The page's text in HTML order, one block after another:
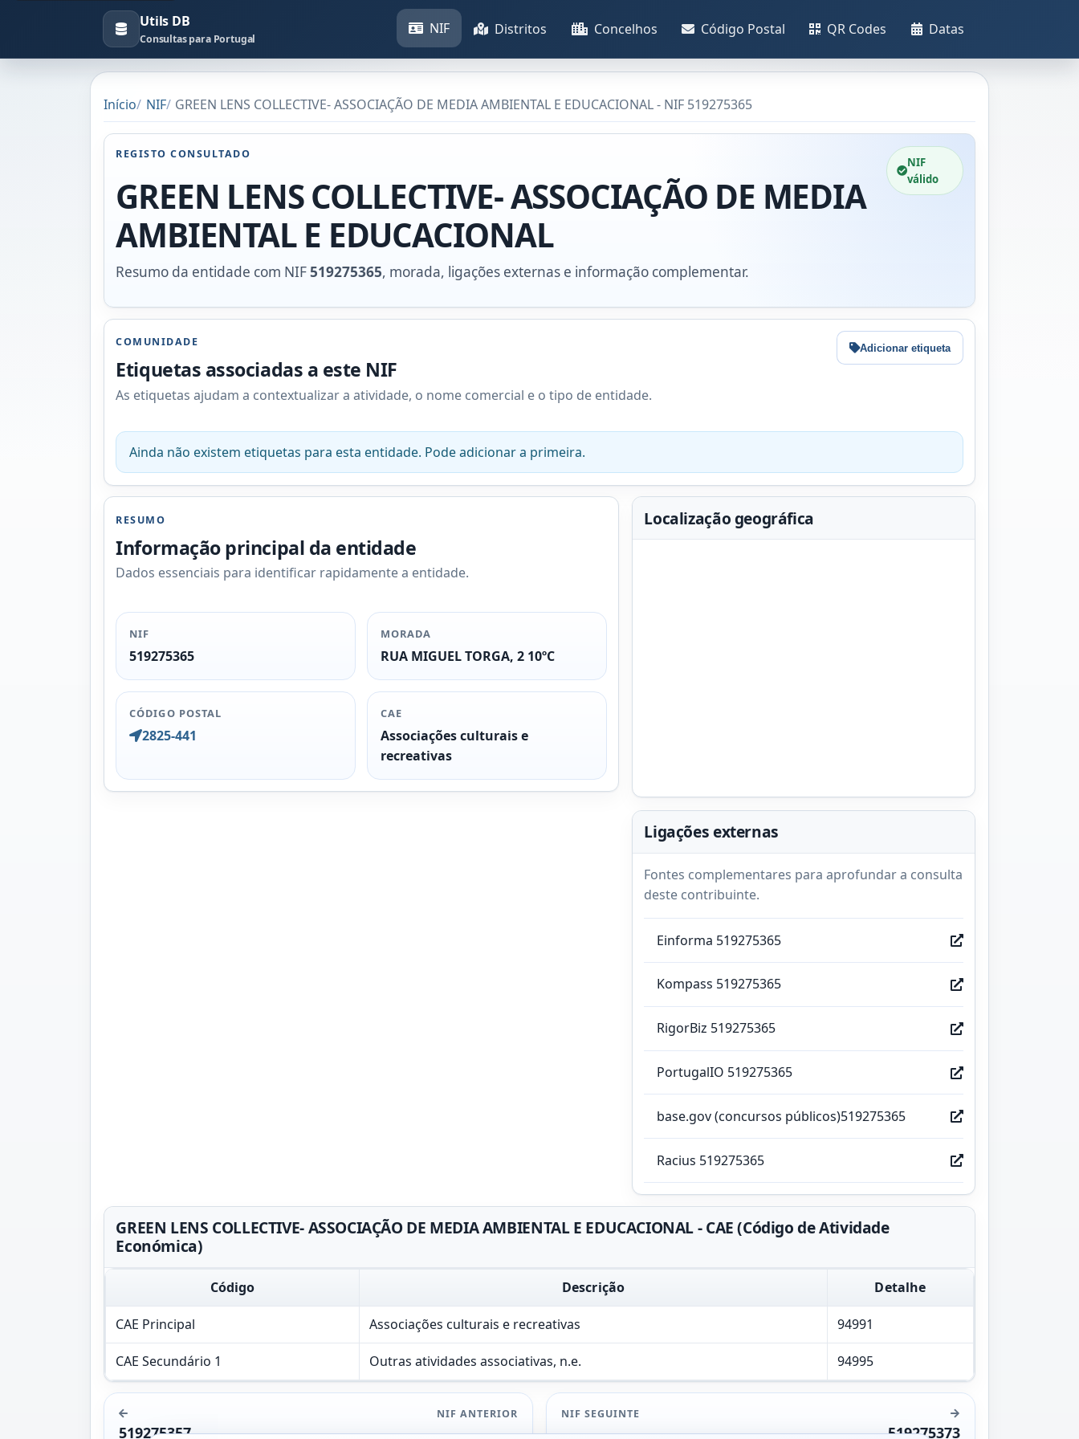
Utils DB
Consultas para Portugal
NIF Distritos Concelhos Código Postal QR Codes Datas
Início NIF GREEN LENS COLLECTIVE- ASSOCIAÇÃO DE MEDIA AMBIENTAL E EDUCACIONAL - NIF 519275365
REGISTO CONSULTADO
GREEN LENS COLLECTIVE- ASSOCIAÇÃO DE MEDIA
AMBIENTAL E EDUCACIONAL
Resumo da entidade com NIF519275365, morada, ligações externas e informação complementar.
NIF
válido
COMUNIDADE
Etiquetas associadas a este NIF
As etiquetas ajudam a contextualizar a atividade, o nome comercial e o tipo de entidade.
Adicionar etiqueta
Ainda não existem etiquetas para esta entidade. Pode adicionar a primeira.
RESUMO
Informação principal da entidade
Dados essenciais para identificar rapidamente a entidade.
NIF
519275365
MORADA
RUA MIGUEL TORGA, 2 10ºC
CÓDIGO POSTAL
2825-441
CAE
Associações culturais e
recreativas
Localização geográfica
Ligações externas
Fontes complementares para aprofundar a consulta
deste contribuinte.
Einforma 519275365
Kompass 519275365
RigorBiz 519275365
PortugalIO 519275365
base.gov (concursos públicos)519275365
Racius 519275365
GREEN LENS COLLECTIVE- ASSOCIAÇÃO DE MEDIA AMBIENTAL E EDUCACIONAL - CAE (Código de Atividade
Económica)
Código Descrição Detalhe
CAE Principal Associações culturais e recreativas 94991
CAE Secundário 1 Outras atividades associativas, n.e. 94995
NIF ANTERIOR
519275357
NIF SEGUINTE
519275373